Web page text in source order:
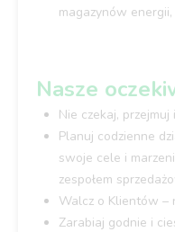
magazynów
Nasze
Nie czekaj,
Planuj codzienne
swoje cele i
zespołem
Walcz o Klientów –
Zarabiaj godnie i